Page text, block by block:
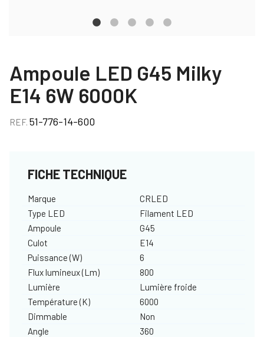
Ampoule LED G45 Milky
E14 6W 6000K
REF. 51-776-14-600
FICHE TECHNIQUE
Marque
CRLED
Type LED
Filament LED
Ampoule
G45
Culot
E14
Puissance (W)
6
Flux lumineux (Lm)
800
Lumière
Lumière froide
Température (K)
6000
Dimmable
Non
Angle
360